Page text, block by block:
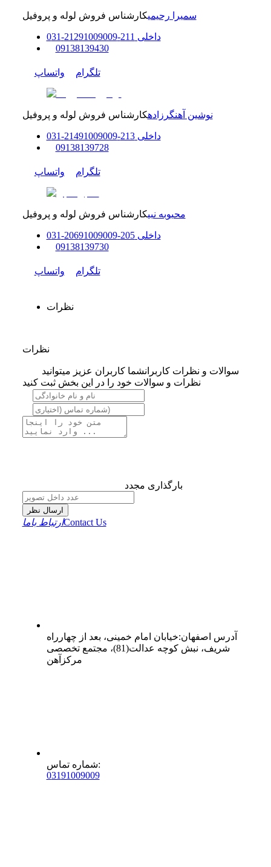
سمیرا رحیمیکارشناس فروش لوله و پروفیل
داخلی 211-212
91009009
-
031
09138139430
تلگرام واتساپ
نوشین آهنگرزادهکارشناس فروش لوله و پروفیل
داخلی213-214
91009009
-
031
09138139728
تلگرام واتساپ
محبوبه نبیکارشناس فروش لوله و پروفیل
داخلی205-206
91009009
-
031
09138139730
تلگرام واتساپ
نظرات
نظرات
سوالات و نظرات کاربرانشما کاربران عزیز میتوانید
نظرات و سوالات خود را در این بخش ثبت کنید
بارگذاری مجدد
ارسال نظر
ارتباط باماContact Us
آدرس اصفهان:خیابان امام خمینی، بعد از چهارراه
شریف، نبش کوچه عدالت(81)، مجتمع تخصصی
مرکزآهن
شماره تماس:
03191009009